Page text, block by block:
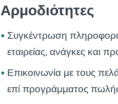
Αρμοδιότητες
Συγκέντρωση
εταιρείας, ανάγκες και
Επικοινωνία με τους
επί προγράμματος